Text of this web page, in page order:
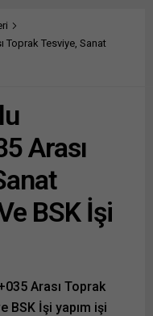
Toprak Tesviye, Sanat
Arası
BSK İşi
Arası Toprak
BSK İşi yapım işi